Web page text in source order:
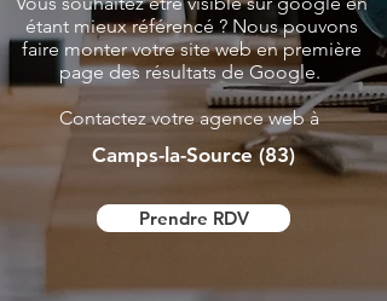
étant mieux référencé ? Nous pouvons
faire monter votre site web en première
page des résultats de Google.
Contactez votre agence web à
Camps-la-Source (83)
Prendre RDV